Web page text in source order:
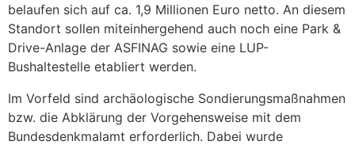
belaufen sich auf ca. 1,9 Millionen Euro netto. An diesem
Standort sollen miteinhergehend auch noch eine Park &
Drive-Anlage der ASFINAG sowie eine LUP-
Bushaltestelle etabliert werden.
Im Vorfeld sind archäologische Sondierungsmaßnahmen
bzw. die Abklärung der Vorgehensweise mit dem
Bundesdenkmalamt erforderlich. Dabei wurde